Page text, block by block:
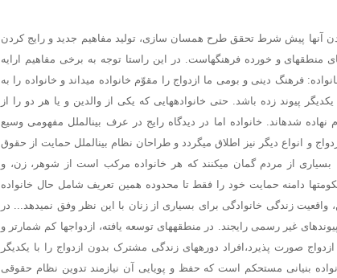
آنها پیش شرط تحقق طرح همسان سازی، تولید مفاهیم جدید و رایج کردن
منطقهای و خورده فرهنگهاست. در این راستا توجه به برخی مفاهیم ارایه
فرهنگ دینی و بومی ما ازدواج را مقوّم خانواده میداند و خانواده را به
پیوند زده باشد. حتی خانوادههایی که یکی از والدین و یا هر دو را از
نهاده شدهاند. خانواده اما در دیدگاه رایج در عرف بینالملل مفهومی وسیع
و انواع دیگر نیز اطلاق میگردد و طراحان نظام بینالملل حمایت از حقوق
بسیاری از مردم گمان میکنند که هر خانواده مرکب است از شوهر، زن، و
دامنه حمایت خود را فقط تا محدوده همین تعریف شامل حال خانواده
زندگی خانوادگی برای بسیاری از زنان با این نظر وفق نمیدهد... در
غیر رسمی رایجند. در منطقههای توسعه یافته، ازدواجها کم شمارتر و
صورت پذیرد،افراد دورههای زندگی مشترک بدون ازدواج را با یکدیگر
خانواده بنیانی مستحکم است که حفظ و پویایی آن نیازمند تدوین نظام حقوقی